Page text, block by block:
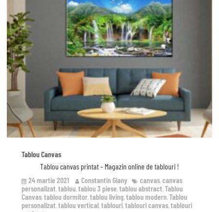
Tablou Canvas
Tablou canvas printat – Magazin online de tablouri !
24 martie 2021
Constantin Giany canvas,canvas
personalizat,tablou,tablou 3 piese,tablou abstract,Tablou
Canvas,tablou dormitor,tablou living,tablou modern,Tablou
personalizat,tablou vertical,tablouri,tablouri canvas,tablouri